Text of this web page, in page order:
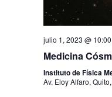
julio 1, 2023 @
Medicina
Instituto de Física
Av. Eloy Alfaro,